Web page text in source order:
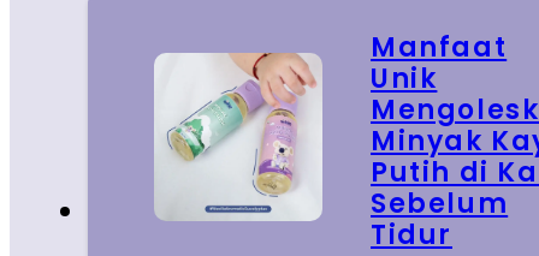
Manfaat
Unik
Minyak
Putih di
Sebelum
Tidur